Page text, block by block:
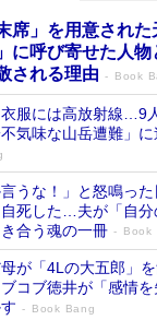
席」を用意された
に呼び寄せた人
される理由
Book
服には高放射線…9
気味な山岳遭難」に
言うな！」と怒鳴っ
死した…夫が「自分
合う魂の一冊
Book
が「4Lの大五郎」
コブ徳井が「感情を
Book Bang